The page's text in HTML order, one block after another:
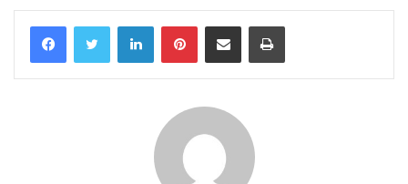
LinkedinPinterestCompartilhar via e-mail Imprimir